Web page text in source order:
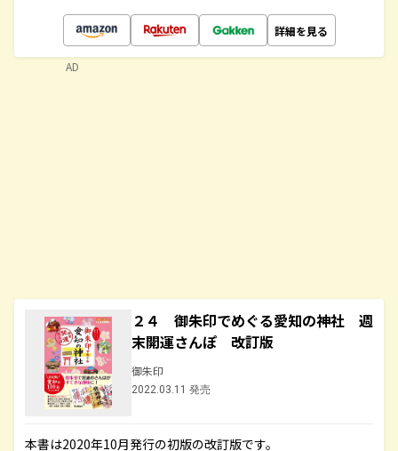
詳細を見る
２４ 御朱印でめぐる愛知の神社 週
末開運さんぽ 改訂版
御朱印
2022.03.11 発売
本書は2020年10月発行の初版の改訂版です。
AD